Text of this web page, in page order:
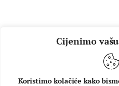
Cijenimo
Koristimo kolačiće kako